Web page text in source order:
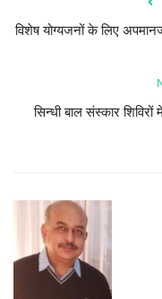
विशेष योग्यजनों के लिए
सिन्धी बाल संस्कार